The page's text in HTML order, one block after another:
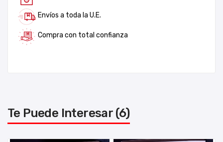
Envíos a toda la U.E.
Compra con total confianza
Te Puede Interesar (6)